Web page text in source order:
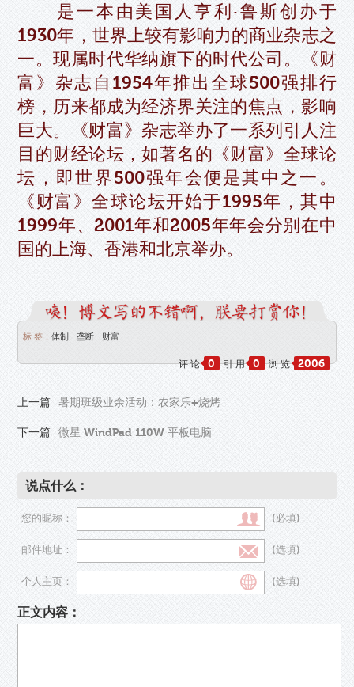
是一本由美国人亨利·鲁斯创办于
1930年，世界上较有影响力的商业杂志之
一。现属时代华纳旗下的时代公司。《财
富》杂志自1954年推出全球500强排行
榜，历来都成为经济界关注的焦点，影响
巨大。《财富》杂志举办了一系列引人注
目的财经论坛，如著名的《财富》全球论
坛，即世界500强年会便是其中之一。
《财富》全球论坛开始于1995年，其中
1999年、2001年和2005年年会分别在中
国的上海、香港和北京举办。
标 签：体制 垄断 财富
评 论 0 引 用 0 浏 览 2006
上一篇 暑期班级业余活动：农家乐+烧烤
下一篇 微星 WindPad 110W 平板电脑
说点什么：
您的昵称： (必填)
邮件地址： (选填)
个人主页： (选填)
正文内容：